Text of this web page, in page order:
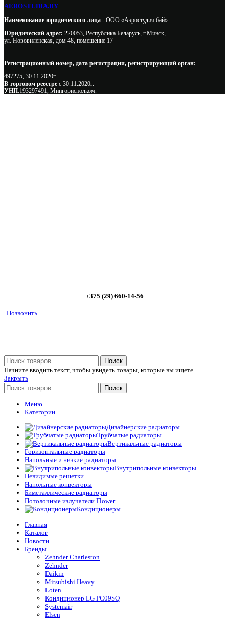
AEROSTUDIA.BY
Наименование юридического лица - ООО «Аэростудия бай»
Юридический адрес: 220053, Республика Беларусь, г.Минск,
ул. Нововиленская, дом 48, помещение 17
Регистрационный номер, дата регистрации, регистрирующий орган:
497275, 30.11.2020г.
В торговом реестре с 30.11.2020г.
УНП:193297491, Мингорисполком.
+375 (29) 660-14-56
Позвонить
Поиск
Начните вводить текст, чтобы увидеть товары, которые вы ищете.
Закрыть
Поиск
Меню
Категории
Дизайнерские радиаторы
Трубчатые радиаторы
Вертикальные радиаторы
Горизонтальные радиаторы
Напольные и низкие радиаторы
Внутрипольные конвекторы
Невидимые решетки
Напольные конвекторы
Биметаллические радиаторы
Потолочные излучатели Flower
Кондиционеры
Главная
Каталог
Новости
Бренды
Zehnder Charleston
Zehnder
Daikin
Mitsubishi Heavy
Loten
Кондиционер LG PC09SQ
Systemair
Elsen